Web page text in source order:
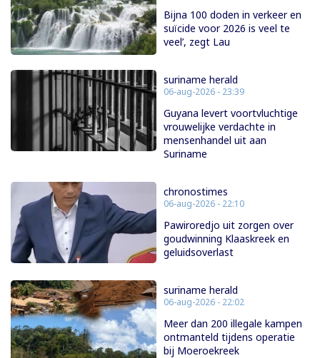
Bijna 100 doden in verkeer en
suïcide voor 2026 is veel te
veel’, zegt Lau
suriname herald
06-aug-2026 - 23:39
Guyana levert voortvluchtige
vrouwelijke verdachte in
mensenhandel uit aan
Suriname
chronostimes
06-aug-2026 - 22:10
Pawiroredjo uit zorgen over
goudwinning Klaaskreek en
geluidsoverlast
suriname herald
06-aug-2026 - 22:02
Meer dan 200 illegale kampen
ontmanteld tijdens operatie
bij Moeroekreek